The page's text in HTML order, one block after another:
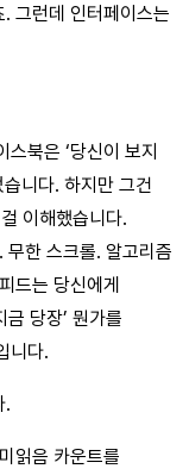
그런데 인터페이스는
북은 ‘당신이 보지
니다. 하지만 그건
이해했습니다.
한 스크롤. 알고리즘
드는 당신에게
금 당장’ 뭔가를
니다.
.
읽음 카운트를